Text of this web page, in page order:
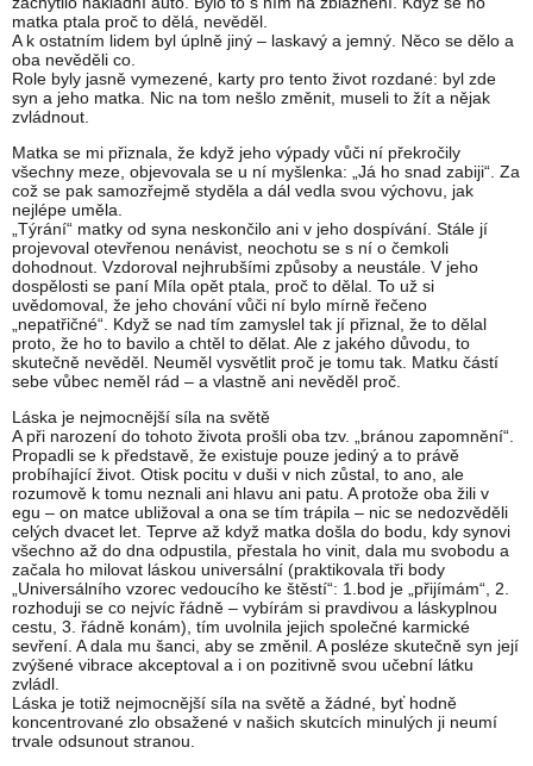
matka ptala proč to dělá, nevěděl.
A k ostatním lidem byl úplně jiný – laskavý a jemný. Něco se dělo a
oba nevěděli co.
Role byly jasně vymezené, karty pro tento život rozdané: byl zde
syn a jeho matka. Nic na tom nešlo změnit, museli to žít a nějak
zvládnout.
Matka se mi přiznala, že když jeho výpady vůči ní překročily
všechny meze, objevovala se u ní myšlenka: „Já ho snad zabiji“. Za
což se pak samozřejmě styděla a dál vedla svou výchovu, jak
nejlépe uměla.
„Týrání“ matky od syna neskončilo ani v jeho dospívání. Stále jí
projevoval otevřenou nenávist, neochotu se s ní o čemkoli
dohodnout. Vzdoroval nejhrubšími způsoby a neustále. V jeho
dospělosti se paní Míla opět ptala, proč to dělal. To už si
uvědomoval, že jeho chování vůči ní bylo mírně řečeno
„nepatřičné“. Když se nad tím zamyslel tak jí přiznal, že to dělal
proto, že ho to bavilo a chtěl to dělat. Ale z jakého důvodu, to
skutečně nevěděl. Neuměl vysvětlit proč je tomu tak. Matku částí
sebe vůbec neměl rád – a vlastně ani nevěděl proč.
Láska je nejmocnější síla na světě
A při narození do tohoto života prošli oba tzv. „bránou zapomnění“.
Propadli se k představě, že existuje pouze jediný a to právě
probíhající život. Otisk pocitu v duši v nich zůstal, to ano, ale
rozumově k tomu neznali ani hlavu ani patu. A protože oba žili v
egu – on matce ubližoval a ona se tím trápila – nic se nedozvěděli
celých dvacet let. Teprve až když matka došla do bodu, kdy synovi
všechno až do dna odpustila, přestala ho vinit, dala mu svobodu a
začala ho milovat láskou universální (praktikovala tři body
„Universálního vzorec vedoucího ke štěstí“: 1.bod je „přijímám“, 2.
rozhoduji se co nejvíc řádně – vybírám si pravdivou a láskyplnou
cestu, 3. řádně konám), tím uvolnila jejich společné karmické
sevření. A dala mu šanci, aby se změnil. A posléze skutečně syn její
zvýšené vibrace akceptoval a i on pozitivně svou učební látku
zvládl.
Láska je totiž nejmocnější síla na světě a žádné, byť hodně
koncentrované zlo obsažené v našich skutcích minulých ji neumí
trvale odsunout stranou.